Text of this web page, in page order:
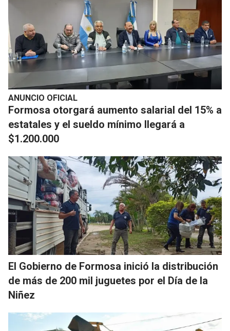
ANUNCIO OFICIAL
Formosa otorgará aumento salarial del 15% a
estatales y el sueldo mínimo llegará a
$1.200.000
El Gobierno de Formosa inició la distribución
de más de 200 mil juguetes por el Día de la
Niñez